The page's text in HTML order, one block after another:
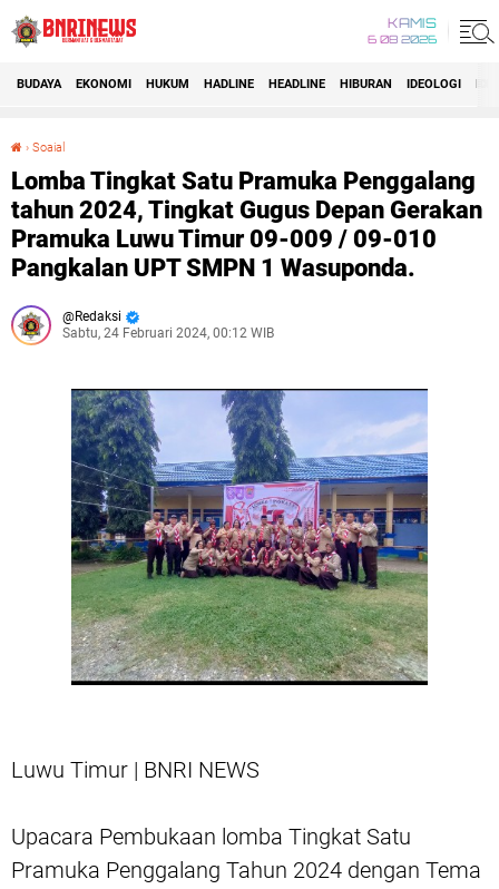
KAMIS
6 08 2026
BUDAYA EKONOMI HUKUM HADLINE HEADLINE HIBURAN IDEOLOGI
› Soaial
Lomba Tingkat Satu Pramuka Penggalang
tahun 2024, Tingkat Gugus Depan Gerakan
Pramuka Luwu Timur 09-009 / 09-010
Pangkalan UPT SMPN 1 Wasuponda.
Redaksi
Sabtu, 24 Februari 2024, 00:12 WIB
Luwu Timur | BNRI NEWS
Upacara Pembukaan lomba Tingkat Satu
Pramuka Penggalang Tahun 2024 dengan Tema